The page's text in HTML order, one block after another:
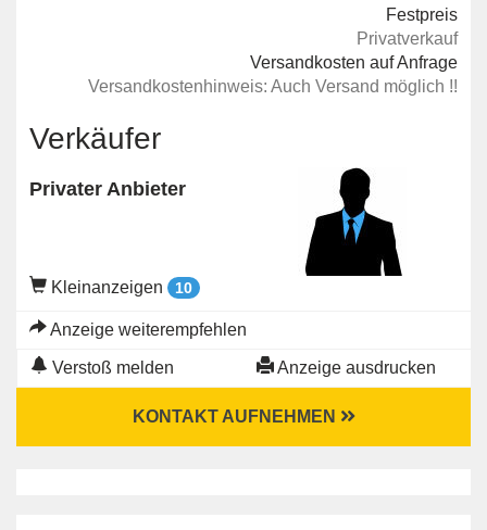
Festpreis
Privatverkauf
Versandkosten auf Anfrage
Versandkostenhinweis: Auch Versand möglich !!
Verkäufer
Privater Anbieter
Kleinanzeigen 10
Anzeige weiterempfehlen
Verstoß melden Anzeige ausdrucken
KONTAKT AUFNEHMEN